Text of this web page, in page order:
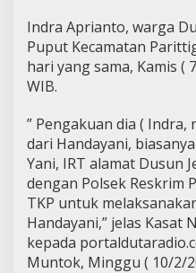
Indra Aprianto, warga
Puput Kecamatan
hari yang sama, Kamis (
WIB.
” Pengakuan dia (
dari Handayani,
Yani, IRT alamat Dusun
dengan Polsek Reskrim
TKP untuk
Handayani,” jelas Kasat
kepada
Muntok, Minggu ( 10/2/